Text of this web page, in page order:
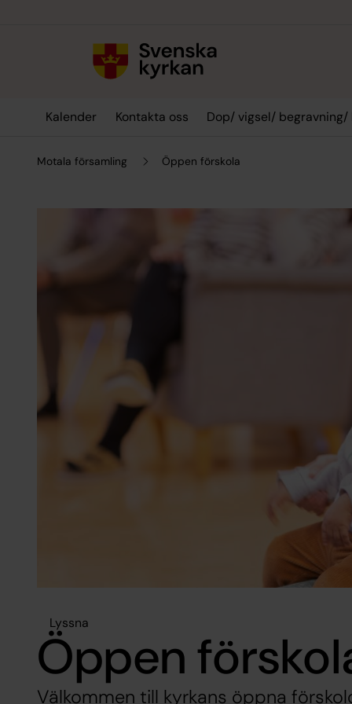
Kalender Kontakta oss Dop/ vigsel/ begravning/
Motala församling Öppen förskola
Lyssna
Öppen
Välkommen till kyrkans öppna